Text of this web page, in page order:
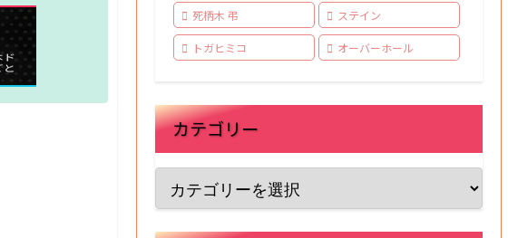
死柄木 弔 ステイン
トガヒミコ オーバーホール
カテゴリー